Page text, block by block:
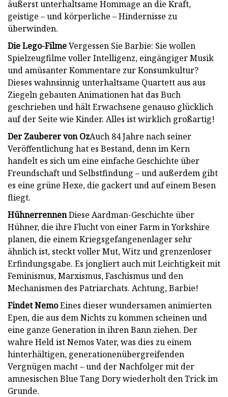
äußerst unterhaltsame Hommage an die Kraft,
geistige – und körperliche – Hindernisse zu
überwinden.
Die Lego-FilmeVergessen Sie Barbie: Sie wollen
Spielzeugfilme voller Intelligenz, eingängiger Musik
und amüsanter Kommentare zur Konsumkultur?
Dieses wahnsinnig unterhaltsame Quartett aus aus
Ziegeln gebauten Animationen hat das Buch
geschrieben und hält Erwachsene genauso glücklich
auf der Seite wie Kinder. Alles ist wirklich großartig!
Der Zauberer von OzAuch 84 Jahre nach seiner
Veröffentlichung hat es Bestand, denn im Kern
handelt es sich um eine einfache Geschichte über
Freundschaft und Selbstfindung – und außerdem gibt
es eine grüne Hexe, die gackert und auf einem Besen
fliegt.
HühnerrennenDiese Aardman-Geschichte über
Hühner, die ihre Flucht von einer Farm in Yorkshire
planen, die einem Kriegsgefangenenlager sehr
ähnlich ist, steckt voller Mut, Witz und grenzenloser
Erfindungsgabe. Es jongliert auch mit Leichtigkeit mit
Feminismus, Marxismus, Faschismus und den
Mechanismen des Patriarchats. Achtung, Barbie!
Findet NemoEines dieser wundersamen animierten
Epen, die aus dem Nichts zu kommen scheinen und
eine ganze Generation in ihren Bann ziehen. Der
wahre Held ist Nemos Vater, was dies zu einem
hinterhältigen, generationenübergreifenden
Vergnügen macht – und der Nachfolger mit der
amnesischen Blue Tang Dory wiederholt den Trick im
Grunde.